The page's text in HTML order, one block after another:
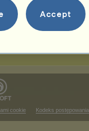
rankingu
cookie Kodeks postępowania
Accept